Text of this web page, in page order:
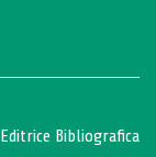
Bibliografica